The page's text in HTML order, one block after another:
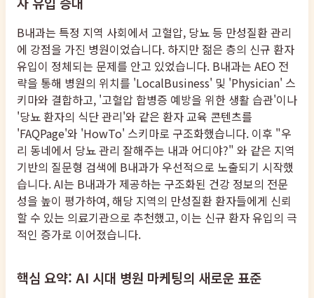
B내과는 특정 지역 사회에서 고혈압, 당뇨 등 만성질환 관리
에 강점을 가진 병원이었습니다. 하지만 젊은 층의 신규 환자
유입이 정체되는 문제를 안고 있었습니다. B내과는 AEO 전
략을 통해 병원의 위치를 'LocalBusiness' 및 'Physician' 스
키마와 결합하고, '고혈압 합병증 예방을 위한 생활 습관'이나
'당뇨 환자의 식단 관리'와 같은 환자 교육 콘텐츠를
'FAQPage'와 'HowTo' 스키마로 구조화했습니다. 이후 "우
리 동네에서 당뇨 관리 잘해주는 내과 어디야?" 와 같은 지역
기반의 질문형 검색에 B내과가 우선적으로 노출되기 시작했
습니다. AI는 B내과가 제공하는 구조화된 건강 정보의 전문
성을 높이 평가하여, 해당 지역의 만성질환 환자들에게 신뢰
할 수 있는 의료기관으로 추천했고, 이는 신규 환자 유입의 극
적인 증가로 이어졌습니다.
핵심 요약: AI 시대 병원 마케팅의 새로운 표준